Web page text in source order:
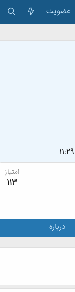
عضویت
امتیاز
113
درباره